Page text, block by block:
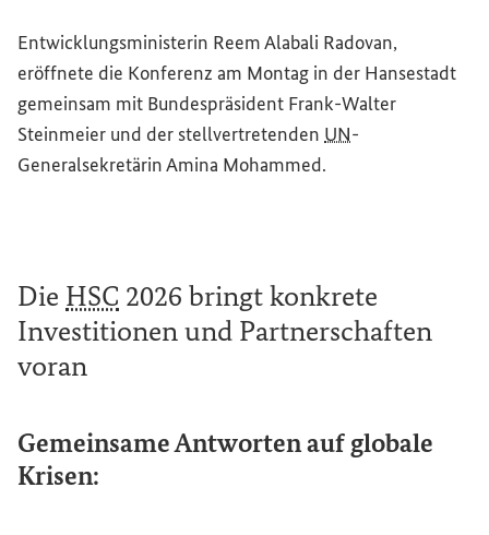
Entwicklungsministerin Reem Alabali Radovan,
eröffnete die Konferenz am Montag in der Hansestadt
gemeinsam mit Bundespräsident Frank-Walter
Steinmeier und der stellvertretenden UN-
Generalsekretärin Amina Mohammed.
Die HSC 2026 bringt konkrete
Investitionen und Partnerschaften
voran
Gemeinsame Antworten auf globale
Krisen: